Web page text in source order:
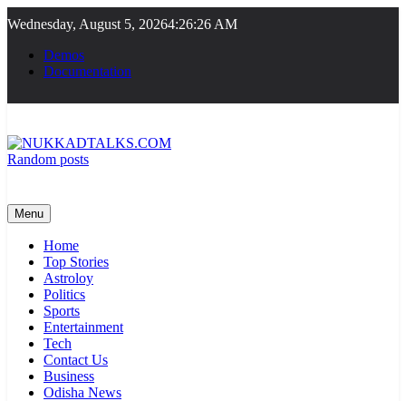
to
content
Wednesday, August 5, 20264:26:26 AM
Demos
Documentation
Random posts
Menu
Home
Top Stories
Astroloy
Politics
Sports
Entertainment
Tech
Contact Us
Business
Odisha News